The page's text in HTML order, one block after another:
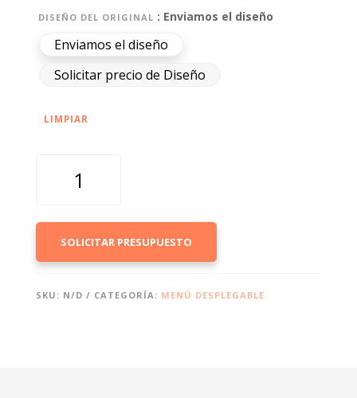
DISEÑO DEL ORIGINAL : Enviamos el diseño
Enviamos el diseño
Solicitar precio de Diseño
LIMPIAR
DESPLEGABLE
CANTIDAD
SOLICITAR PRESUPUESTO
SKU: N/D CATEGORÍA: MENÚ DESPLEGABLE